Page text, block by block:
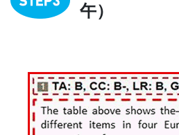
午）